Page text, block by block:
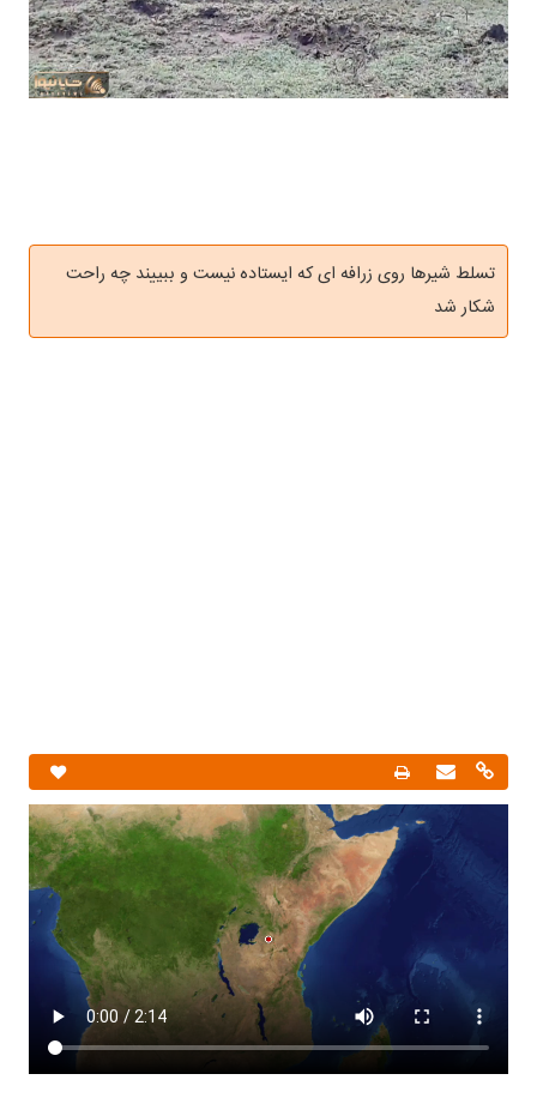
تسلط شیرها روی زرافه ای که ایستاده نیست و ببییند چه راحت
شکار شد